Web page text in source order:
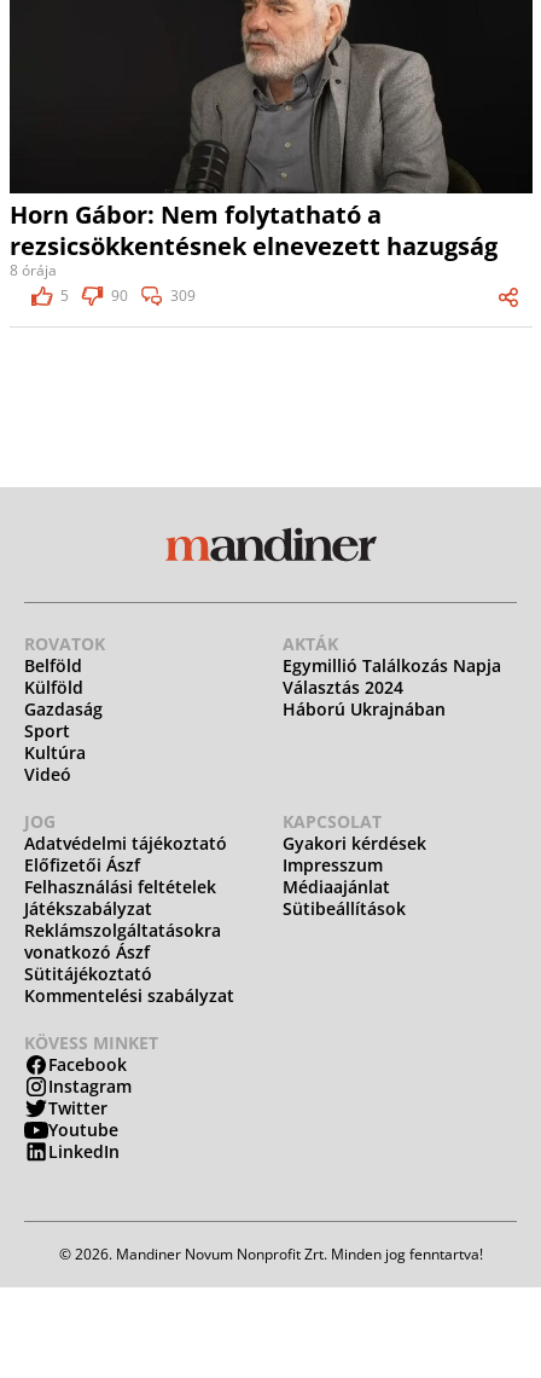
Horn Gábor: Nem folytatható a
rezsicsökkentésnek elnevezett hazugság
8 órája
5
90 309
ROVATOK
Belföld
Külföld
Gazdaság
Sport
Kultúra
Videó
AKTÁK
Egymillió Találkozás Napja
Választás 2024
Háború Ukrajnában
JOG
Adatvédelmi tájékoztató
Előfizetői Ászf
Felhasználási feltételek
Játékszabályzat
Reklámszolgáltatásokra
vonatkozó Ászf
Sütitájékoztató
Kommentelési szabályzat
KAPCSOLAT
Gyakori kérdések
Impresszum
Médiaajánlat
Sütibeállítások
KÖVESS MINKET
Facebook
Instagram
Twitter
Youtube
LinkedIn
© 2026. Mandiner Novum Nonprofit Zrt. Minden jog fenntartva!